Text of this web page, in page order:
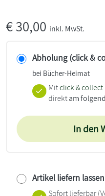
€30,00 inkl. MwSt.
Abholung (click &
bei Bücher-Heimat
Mitclick & collect
direktam
In den
Artikel liefern lassen
Sofort lieferbar